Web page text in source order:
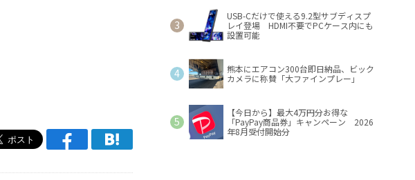
USB-Cだけで使える9.2型サブディスプ
レイ登場 HDMI不要でPCケース内にも
設置可能
熊本にエアコン300台即日納品、ビック
カメラに称賛「大ファインプレー」
【今日から】最大4万円分お得な
「PayPay商品券」キャンペーン 2026
年8月受付開始分